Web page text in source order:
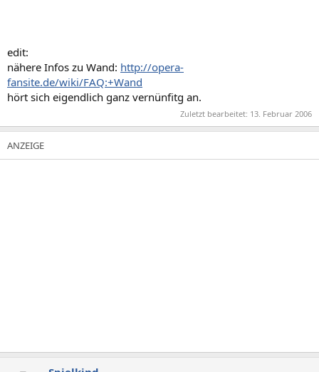
edit:
nähere Infos zu Wand: http://opera-
fansite.de/wiki/FAQ:+Wand
hört sich eigendlich ganz vernünfitg an.
Zuletzt bearbeitet: 13. Februar 2006